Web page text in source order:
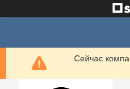
Сейчас